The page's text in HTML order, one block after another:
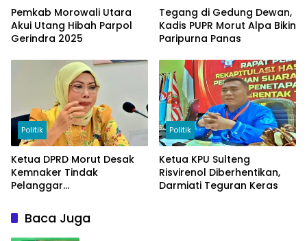
Pemkab Morowali Utara
Akui Utang Hibah Parpol
Gerindra 2025
Tegang di Gedung Dewan,
Kadis PUPR Morut Alpa Bikin
Paripurna Panas
Politik
Ketua DPRD Morut Desak
Kemnaker Tindak
Pelanggar
Politik
Ketua KPU Sulteng
Risvirenol Diberhentikan,
Darmiati Teguran Keras
Baca Juga